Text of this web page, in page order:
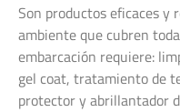
Son productos eficaces y
ambiente que cubren
embarcación requiere:
gel coat, tratamiento de
protector y abrillantador